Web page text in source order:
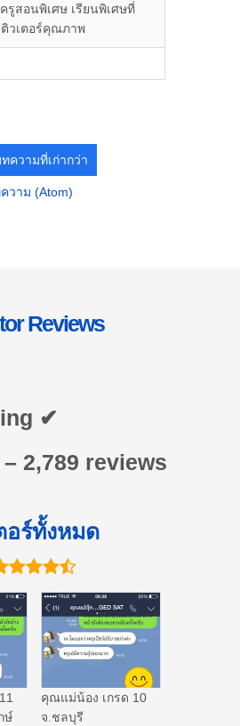
รูสอนพิเศษ เรียนพิเศษที่
วเตอร์คุณภาพ
ความที่เก่ากว่า
วาม (Atom)
Reviews
✔
2,789 reviews
อร์ทั้งหมด
ษ์
คุณแม่น้อง เกรด 10
จ.ชลบุรี